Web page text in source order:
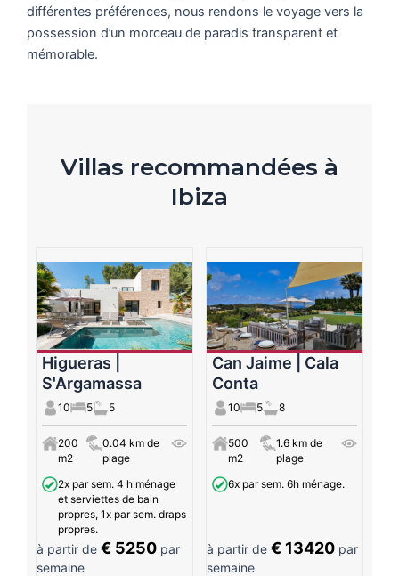
différentes préférences, nous rendons le voyage vers la
possession d’un morceau de paradis transparent et
mémorable.
Villas recommandées à
Ibiza
Higueras |
S'Argamassa
10 5 5
200
m2
0.04 km de
plage
2x par sem. 4 h ménage
et serviettes de bain
propres, 1x par sem. draps
propres.
à partir de € 5250 par
semaine
Can Jaime | Cala
Conta
10 5 8
500
m2
1.6 km de
plage
6x par sem. 6h ménage.
à partir de€ 13420 par
semaine